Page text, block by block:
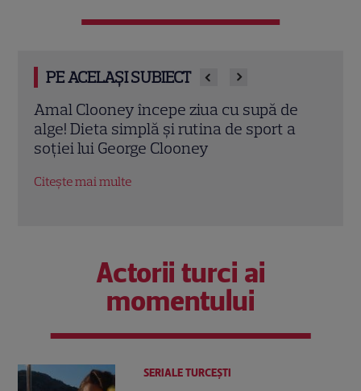
PE ACELAȘI SUBIECT
Tom Holland, decizie radicală pentru
noul său film! Ce promisiune a făcut
actorul după momentele virale în care a
Actorii turci ai
momentului
SERIALE TURCEŞTI